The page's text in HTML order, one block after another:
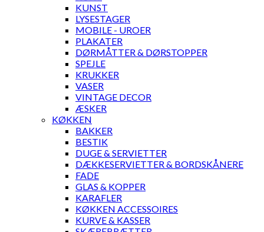
KUNST
LYSESTAGER
MOBILE - UROER
PLAKATER
DØRMÅTTER & DØRSTOPPER
SPEJLE
KRUKKER
VASER
VINTAGE DECOR
ÆSKER
KØKKEN
BAKKER
BESTIK
DUGE & SERVIETTER
DÆKKESERVIETTER & BORDSKÅNERE
FADE
GLAS & KOPPER
KARAFLER
KØKKEN ACCESSOIRES
KURVE & KASSER